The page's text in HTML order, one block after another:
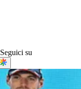
Seguici su